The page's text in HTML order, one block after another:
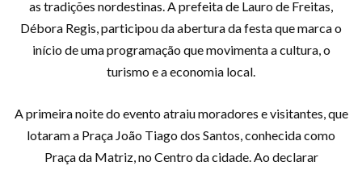
as tradições nordestinas. A prefeita de Lauro de Freitas,
Débora Regis, participou da abertura da festa que marca o
início de uma programação que movimenta a cultura, o
turismo e a economia local.
A primeira noite do evento atraiu moradores e visitantes, que
lotaram a Praça João Tiago dos Santos, conhecida como
Praça da Matriz, no Centro da cidade. Ao declarar